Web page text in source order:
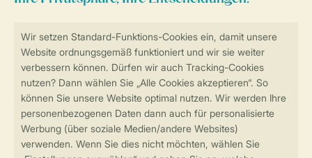
Sicher und schnell zur Online-Buchung
Sichere Datenübertragung
Sicheres Bezahlen